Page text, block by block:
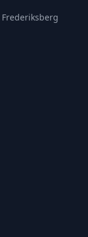
Frederiksberg